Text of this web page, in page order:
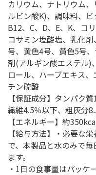
カリウム、ナトリウム
ルビン酸K)、調味料、ビ
B12、C、D、E、K、コ
コサミン塩酸塩、乳化
号、黄色4号、黄色5号
剤(アルギン酸エステル)
ロール、ハーブエキス
チン硫酸
【保証成分】タンパク
繊維4.5％以下、粗灰分
【エネルギー】約
【給与方法】・必要な
で、本製品と水のみで
ます。
・1日の食事量はパッケ